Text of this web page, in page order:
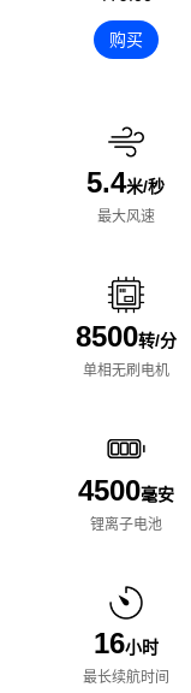
购买
5.4米/秒
最大风速
8500转/分
单相无刷电机
4500毫安
锂离子电池
16小时
最长续航时间